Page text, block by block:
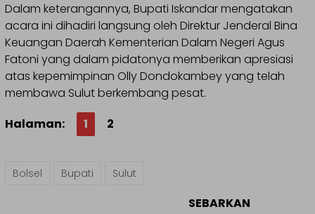
Dalam keterangannya, Bupati Iskandar mengatakan
acara ini dihadiri langsung oleh Direktur Jenderal Bina
Keuangan Daerah Kementerian Dalam Negeri Agus
Fatoni yang dalam pidatonya memberikan apresiasi
atas kepemimpinan Olly Dondokambey yang telah
membawa Sulut berkembang pesat.
Halaman:
1 2
Bolsel Bupati Sulut
SEBARKAN